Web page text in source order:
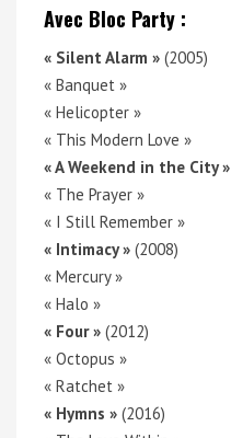
Avec Bloc Party :
« Silent Alarm » (2005)
« Banquet »
« Helicopter »
« This Modern Love »
« A Weekend in the City »
« The Prayer »
« I Still Remember »
« Intimacy » (2008)
« Mercury »
« Halo »
« Four » (2012)
« Octopus »
« Ratchet »
« Hymns » (2016)